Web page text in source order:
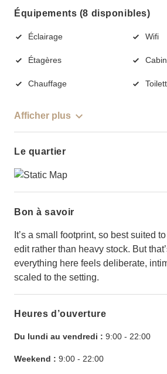
Équipements (8 disponibles)
Éclairage Wifi
Étagères
Chauffage
Afficher plus
Le quartier
Bon à savoir
It’s a small footprint, so best suited
edit rather than heavy stock. But
everything here feels deliberate,
scaled to the setting.
Heures d’ouverture
Du lundi au vendredi : 9:00 - 22:00
Weekend : 9:00 - 22:00